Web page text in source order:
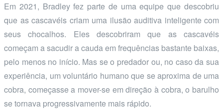
Em 2021, Bradley fez parte de uma equipe que descobriu
que as cascavéis criam uma ilusão auditiva inteligente com
seus chocalhos. Eles descobriram que as cascavéis
começam a sacudir a cauda em frequências bastante baixas,
pelo menos no início. Mas se o predador ou, no caso da sua
experiência, um voluntário humano que se aproxima de uma
cobra, começasse a mover-se em direção à cobra, o barulho
se tornava progressivamente mais rápido.